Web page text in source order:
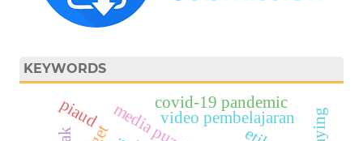
KEYWORDS
video pembelajaran
covid-19 pandemic
piaud